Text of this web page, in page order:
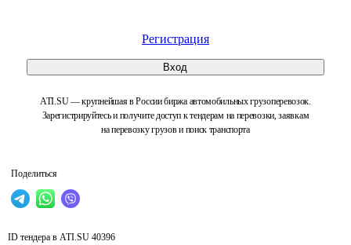
Регистрация
Вход
ATI.SU — крупнейшая в России биржа автомобильных грузоперевозок.
Зарегистрируйтесь и получите доступ к тендерам на перевозки, заявкам
на перевозку грузов и поиск транспорта
Поделиться
ID тендера в ATI.SU 40396